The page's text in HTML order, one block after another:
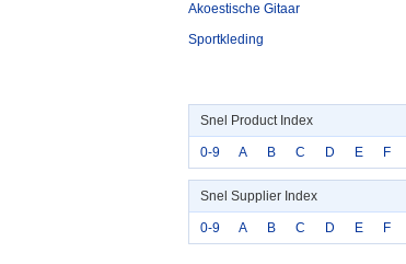
Akoestische Gitaar
Sportkleding
Snel Product Index
0-9 A B C D E F
Snel Supplier Index
0-9 A B C D E F